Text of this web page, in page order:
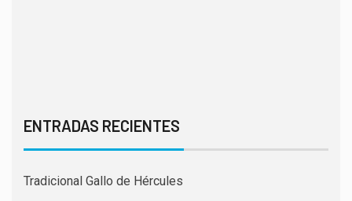
ENTRADAS RECIENTES
Tradicional Gallo de Hércules